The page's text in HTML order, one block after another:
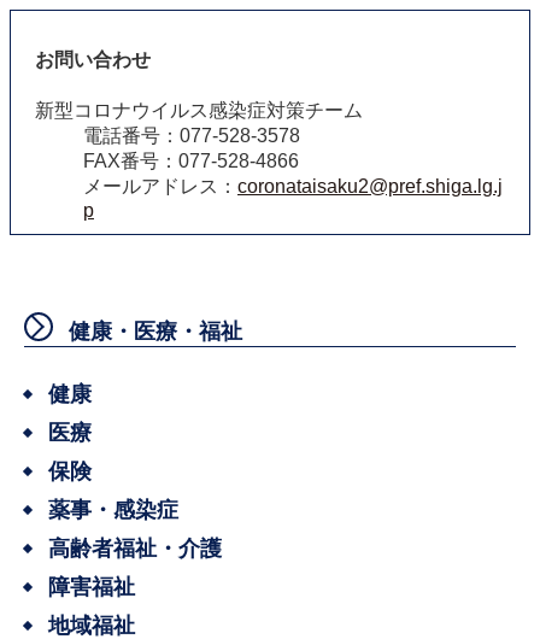
お問い合わせ
新型コロナウイルス感染症対策チーム
電話番号：077-528-3578
FAX番号：077-528-4866
メールアドレス： coronataisaku2@pref.shiga.lg.j
p
健康・医療・福祉
健康
医療
保険
薬事・感染症
高齢者福祉・介護
障害福祉
地域福祉